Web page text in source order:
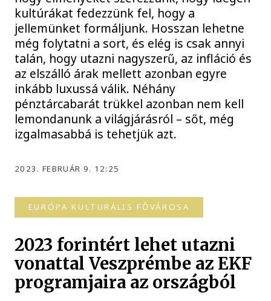
kultúrákat fedezzünk fel, hogy a
jellemünket formáljunk. Hosszan lehetne
még folytatni a sort, és elég is csak annyi
talán, hogy utazni nagyszerű, az infláció és
az elszálló árak mellett azonban egyre
inkább luxussá válik. Néhány
pénztárcabarát trükkel azonban nem kell
lemondanunk a világjárásról – sőt, még
izgalmasabbá is tehetjük azt.
2023. FEBRUÁR 9. 12:25
EURÓPA KULTURÁLIS FŐVÁROSA
2023 forintért lehet utazni
vonattal Veszprémbe az EKF
programjaira az országból